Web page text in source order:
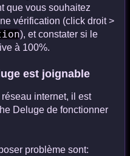
que vous souhaitez
vérification (click droit >
), et constater si le
à 100%.
est joignable
internet, il est
Deluge de fonctionner
problème sont: